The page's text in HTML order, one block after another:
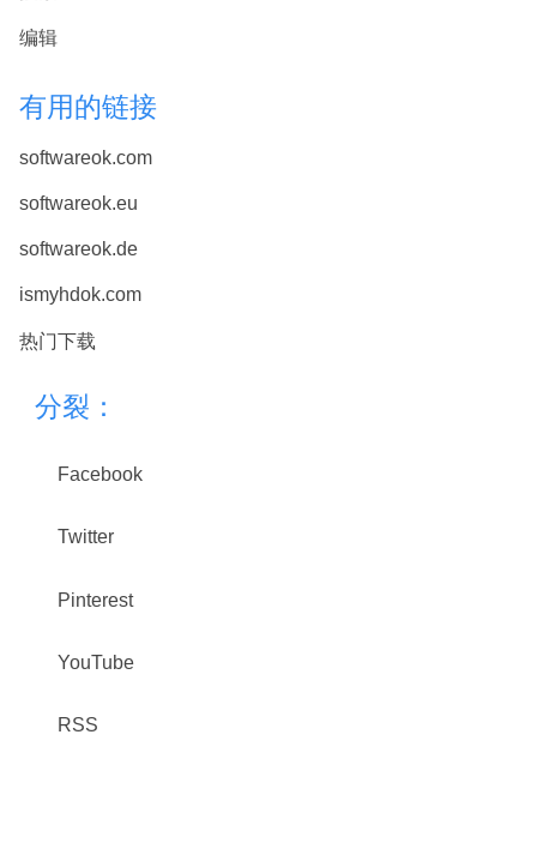
编辑
有用的链接
softwareok.com
softwareok.eu
softwareok.de
ismyhdok.com
热门下载
分裂：
Facebook
Twitter
Pinterest
YouTube
RSS